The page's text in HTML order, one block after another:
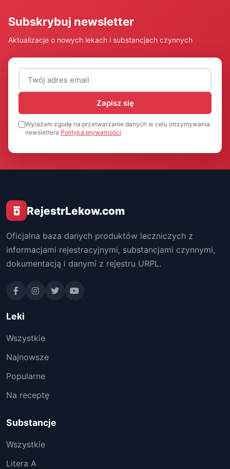
Subskrybuj newsletter
Aktualizacje o nowych lekach i substancjach czynnych
Adres email (wymagany)
Zapisz się
Wyrażam zgodę na przetwarzanie danych w celu otrzymywania
newslettera Polityka prywatności
RejestrLekow.com
Oficjalna baza danych produktów leczniczych z
informacjami rejestracyjnymi, substancjami czynnymi,
dokumentacją i danymi z rejestru URPL.
Leki
Wszystkie
Najnowsze
Popularne
Na receptę
Substancje
Wszystkie
Litera A